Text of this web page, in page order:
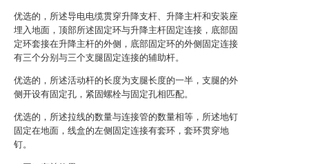
优选的，所述导电电缆贯穿升降支杆、升降主杆和安装座
埋入地面，顶部所述固定环与升降主杆固定连接，底部固
定环套接在升降主杆的外侧，底部固定环的外侧固定连接
有三个分别与三个支腿固定连接的辅助杆。
优选的，所述活动杆的长度为支腿长度的一半，支腿的外
侧开设有固定孔，紧固螺栓与固定孔相匹配。
优选的，所述拉线的数量与连接管的数量相等，所述地钉
固定在地面，线盒的左侧固定连接有套环，套环贯穿地
钉。